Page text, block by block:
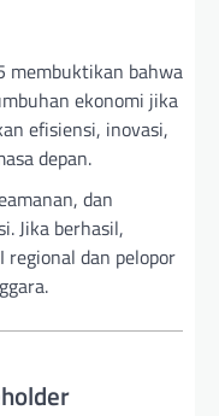
membuktikan bahwa
ekonomi jika
efisiensi, inovasi,
depan.
dan
Jika berhasil,
regional dan pelopor